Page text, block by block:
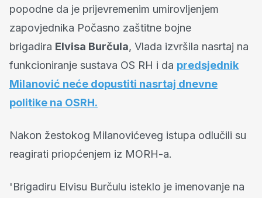
popodne da je prijevremenim umirovljenjem
zapovjednika Počasno zaštitne bojne
brigadira Elvisa Burčula, Vlada izvršila nasrtaj na
funkcioniranje sustava OS RH i da predsjednik
Milanović neće dopustiti nasrtaj dnevne
politike na OSRH.
Nakon žestokog Milanovićeveg istupa odlučili su
reagirati priopćenjem iz MORH-a.
'Brigadiru Elvisu Burčulu isteklo je imenovanje na